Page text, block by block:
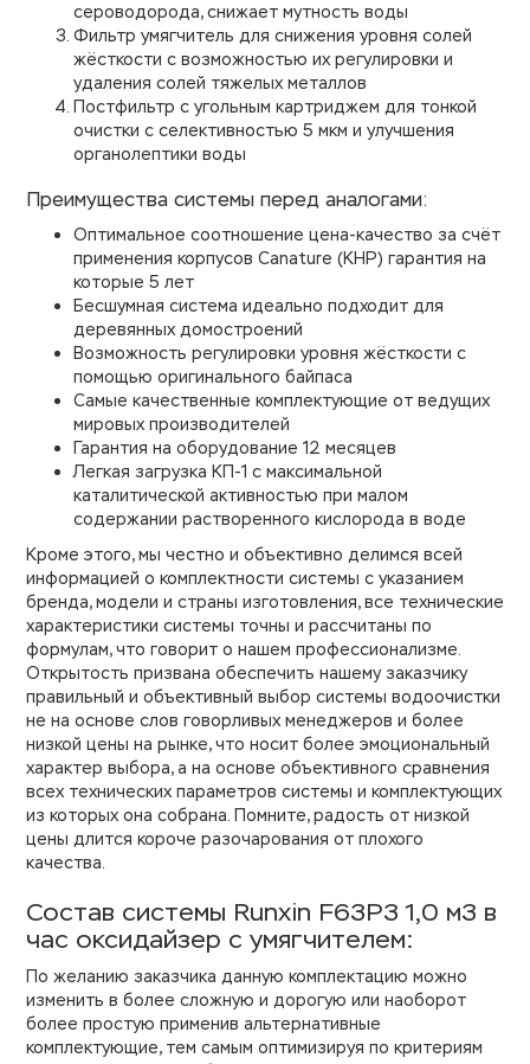
сероводорода, снижает мутность воды
Фильтр умягчитель для снижения уровня солей
жёсткости с возможностью их регулировки и
удаления солей тяжелых металлов
Постфильтр с угольным картриджем для тонкой
очистки с селективностью 5 мкм и улучшения
органолептики воды
Преимущества системы перед аналогами:
Оптимальное соотношение цена-качество за счёт
применения корпусов Canature (КНР) гарантия на
которые 5 лет
Бесшумная система идеально подходит для
деревянных домостроений
Возможность регулировки уровня жёсткости с
помощью оригинального байпаса
Самые качественные комплектующие от ведущих
мировых производителей
Гарантия на оборудование 12 месяцев
Легкая загрузка КП-1 с максимальной
каталитической активностью при малом
содержании растворенного кислорода в воде
Кроме этого, мы честно и объективно делимся всей
информацией о комплектности системы с указанием
бренда, модели и страны изготовления, все технические
характеристики системы точны и рассчитаны по
формулам, что говорит о нашем профессионализме.
Открытость призвана обеспечить нашему заказчику
правильный и объективный выбор системы водоочистки
не на основе слов говорливых менеджеров и более
низкой цены на рынке, что носит более эмоциональный
характер выбора, а на основе объективного сравнения
всех технических параметров системы и комплектующих
из которых она собрана. Помните, радость от низкой
цены длится короче разочарования от плохого
качества.
Состав системы Runxin F63P3 1,0 м3 в
час оксидайзер с умягчителем:
По желанию заказчика данную комплектацию можно
изменить в более сложную и дорогую или наоборот
более простую применив альтернативные
комплектующие, тем самым оптимизируя по критериям